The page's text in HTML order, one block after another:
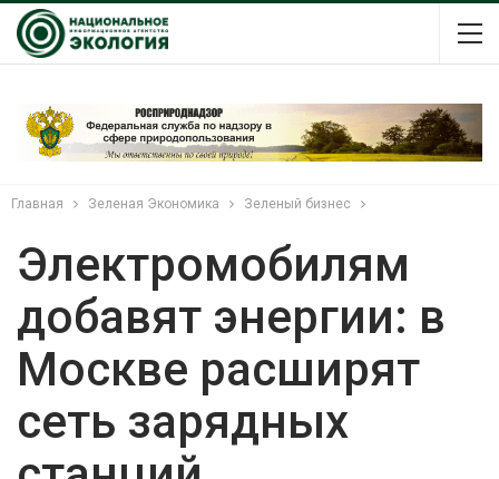
Главная Зеленая Экономика Зеленый бизнес
Электромобилям
добавят энергии: в
Москве расширят
сеть зарядных